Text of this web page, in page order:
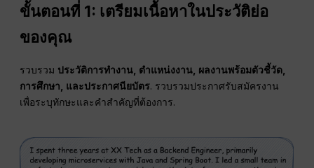
ขั้นตอนที่ 1: เตรียมเนื้อหาในประวัติย่อ
ของคุณ
รวบรวม ประวัติการทำงาน, ตำแหน่งงาน, ผลงานพร้อมตัวชี้วัด,
การศึกษา, และประกาศนียบัตร. รวบรวมประกาศรับสมัครงาน
เพื่อระบุทักษะและคำสำคัญที่ต้องการ.